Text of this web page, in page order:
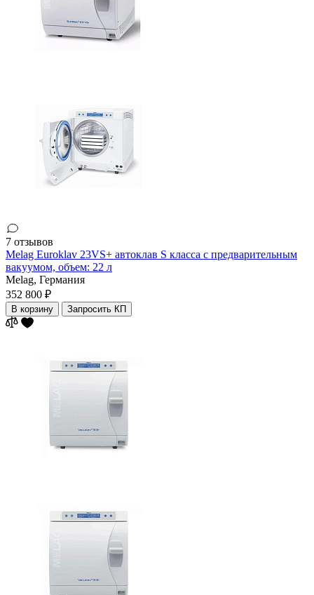
7 отзывов
Melag Euroklav 23VS+ автоклав S класса с предварительным
вакуумом, объем: 22 л
Melag, Германия
352 800 ₽
В корзину Запросить КП